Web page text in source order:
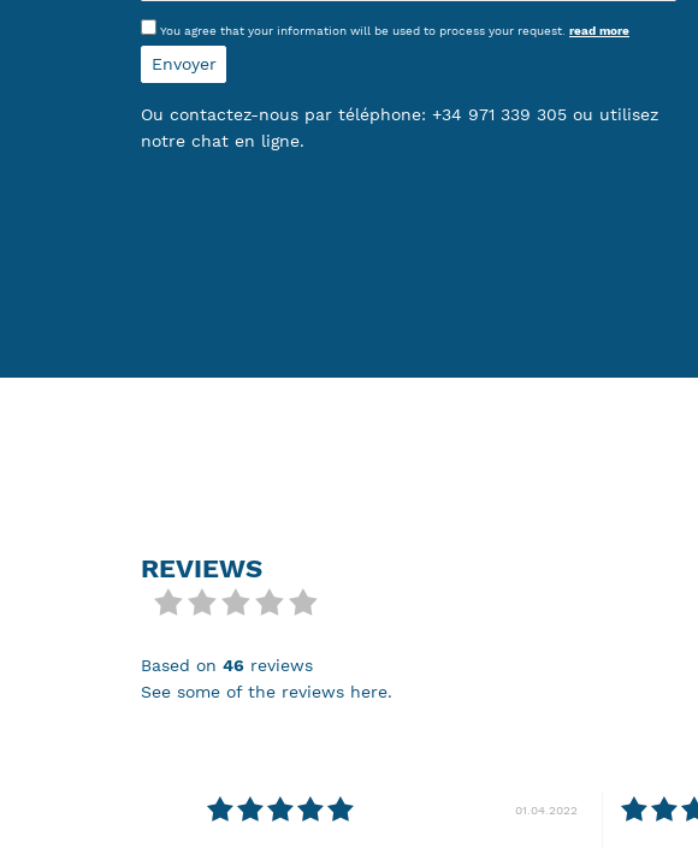
You agree that your information will be used to process your request. read more
Ou contactez-nous par téléphone: +34 971 339 305 ou utilisez
notre chat en ligne.
REVIEWS
based on 46 reviews
see some of the reviews here.
01.04.2022